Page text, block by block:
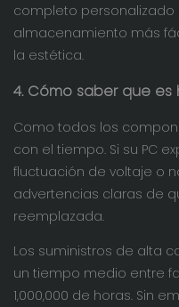
completo
almacenamiento más
la estética.
4. Cómo saber que es
Como todos los
con el tiempo. Si su PC
fluctuación de voltaje o
advertencias claras de
reemplazada.
Los suministros de alta
un tiempo medio entre
1,000,000 de horas. Sin